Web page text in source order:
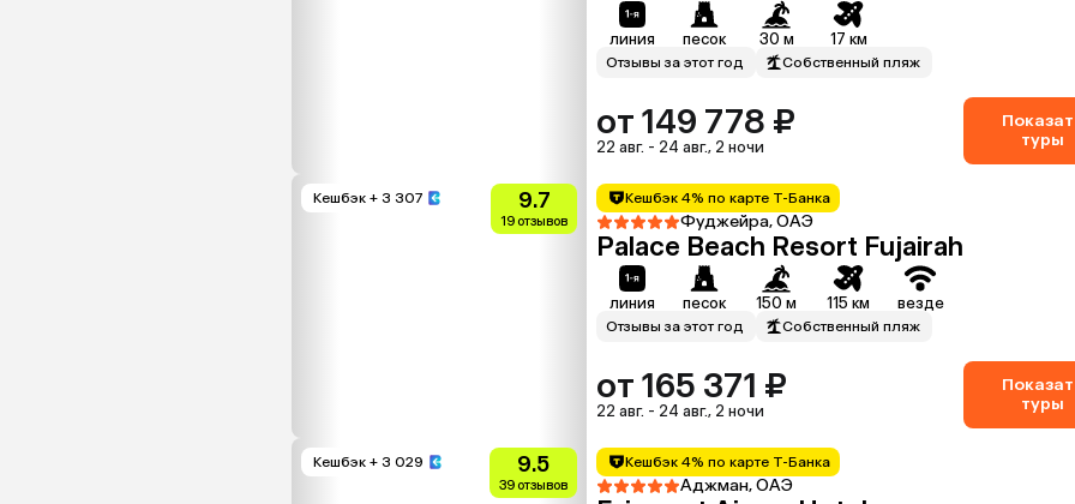
линия песок 30 м 17 км
Отзывы за этот год Собственный пляж
от 149 778 ₽
22 авг. - 24 авг., 2 ночи
туры
Кешбэк + 3 307 9.7
19 отзывов
Кешбэк 4% по карте Т-Банка
Фуджейра, ОАЭ
Palace Beach Resort Fujairah
линия песок 150 м 115 км везде
Отзывы за этот год Собственный пляж
от 165 371 ₽
22 авг. - 24 авг., 2 ночи
туры
Кешбэк + 3 029 9.5
39 отзывов
Кешбэк 4% по карте Т-Банка
Аджман, ОАЭ